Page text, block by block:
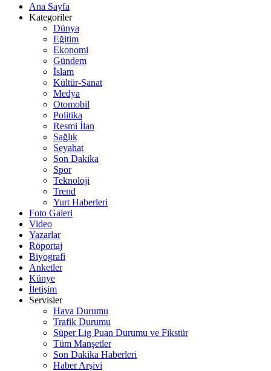
Ana Sayfa
Kategoriler
Dünya
Eğitim
Ekonomi
Gündem
İslam
Kültür-Sanat
Medya
Otomobil
Politika
Resmi İlan
Sağlık
Seyahat
Son Dakika
Spor
Teknoloji
Trend
Yurt Haberleri
Foto Galeri
Video
Yazarlar
Röportaj
Biyografi
Anketler
Künye
İletişim
Servisler
Hava Durumu
Trafik Durumu
Süper Lig Puan Durumu ve Fikstür
Tüm Manşetler
Son Dakika Haberleri
Haber Arşivi